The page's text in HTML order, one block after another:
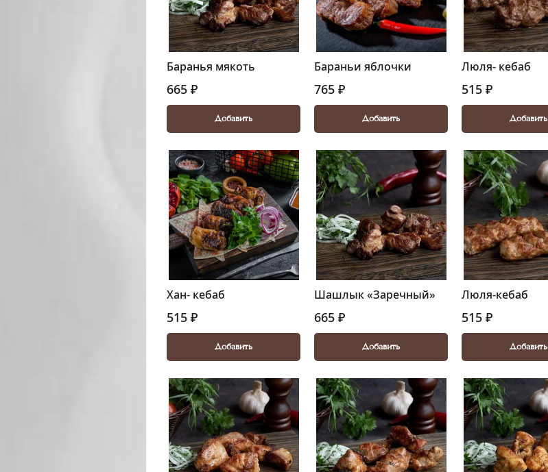
Баранья мякоть
665 ₽
Добавить
Бараньи яблочки
765 ₽
Добавить
Люля- кебаб
515 ₽
Добавить
Хан- кебаб
515 ₽
Добавить
Шашлык «Заречный»
665 ₽
Добавить
Люля-кебаб
515 ₽
Добавить